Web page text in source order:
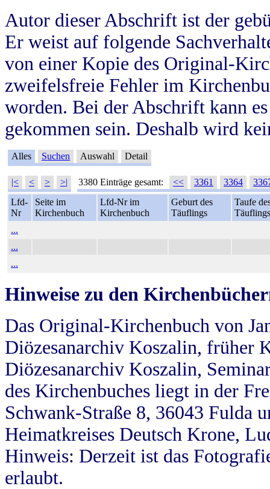
Autor dieser Abschrift ist der
Er weist auf folgende
von einer Kopie des Original-
zweifelsfreie Fehler im
worden. Bei der Abschrift kann
gekommen sein. Deshalb wird
Alles Suchen Auswahl Detail
|< < > >| 3380 Einträge gesamt: << 3361 3364
Lfd-
Nr
Seite im
Kirchenbuch
Lfd-Nr im
Kirchenbuch
Geburt des
Täuflings
Taufe
Täuflings
...
...
...
Hinweise zu den
Das Original-Kirchenbuch von
Diözesanarchiv Koszalin, früher
Diözesanarchiv Koszalin,
des Kirchenbuches liegt in der
Schwank-Straße 8, 36043 Fulda
Heimatkreises Deutsch Krone,
Hinweis: Derzeit ist das
erlaubt.